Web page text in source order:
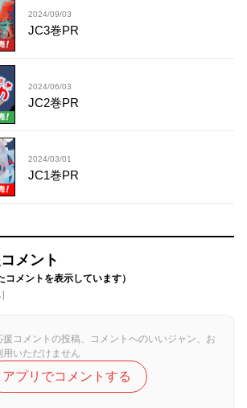
2024/09/03
JC3巻PR
2024/06/03
JC2巻PR
2024/03/01
JC1巻PR
メント
コメントを表示しています）
コメントの投稿、コメントへのいいジャン、お
用いただけません
アプリでコメントする